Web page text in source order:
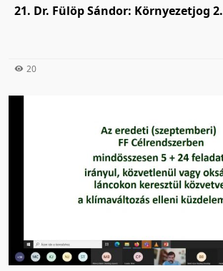
21. Dr. Fülöp Sándor: Környezetjog 2.
20